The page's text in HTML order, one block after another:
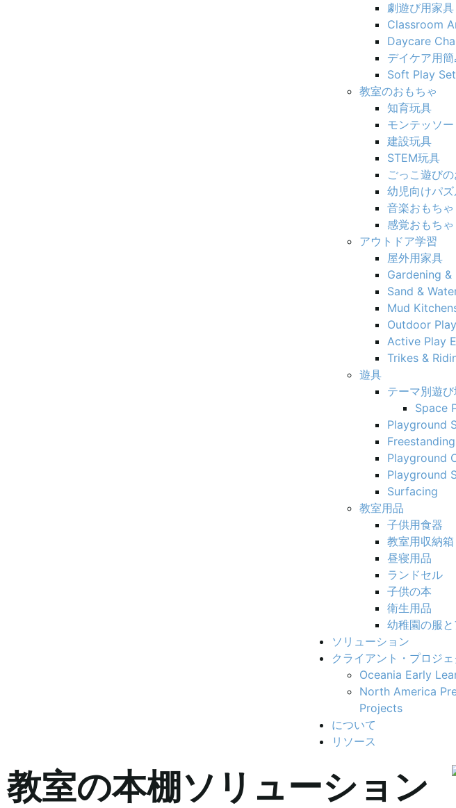
劇遊び用家具
Classroom
Daycare
デイケア用
Soft Play
教室のおもちゃ
知育玩具
モンテッソ
建設玩具
STEM玩具
ごっこ遊び
幼児向けパ
音楽おもちゃ
感覚おもちゃ
アウトドア学習
屋外用家具
Gardening
Sand &
Mud
Outdoor
Active Play
Trikes &
遊具
テーマ別遊
Space
Playground
Playground
Playground
Surfacing
教室用品
子供用食器
教室用収納箱
昼寝用品
ランドセル
子供の本
衛生用品
幼稚園の服
ソリューション
クライアント・プロジェ
Oceania Early
North America
Projects
について
リソース
教室の本棚ソリューション